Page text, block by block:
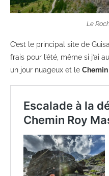
Le
C’est le principal site de
frais pour l’été, même si j’ai
un jour nuageux et le